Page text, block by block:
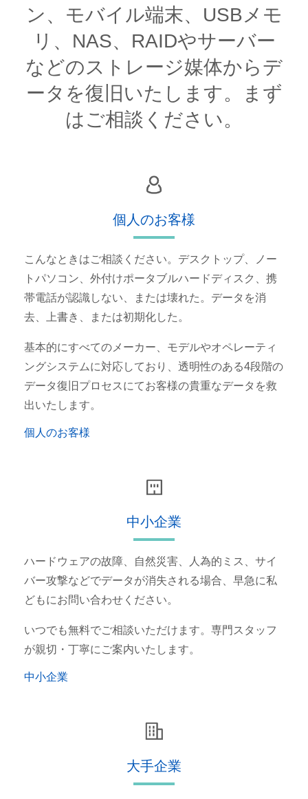
ン、モバイル端末、USBメモ
リ、NAS、RAIDやサーバー
などのストレージ媒体からデ
ータを復旧いたします。まず
はご相談ください。
個人のお客様
こんなときはご相談ください。デスクトップ、ノー
トパソコン、外付けポータブルハードディスク、携
帯電話が認識しない、または壊れた。データを消
去、上書き、または初期化した。
基本的にすべてのメーカー、モデルやオペレーティ
ングシステムに対応しており、透明性のある4段階の
データ復旧プロセスにてお客様の貴重なデータを救
出いたします。
個人のお客様
中小企業
ハードウェアの故障、自然災害、人為的ミス、サイ
バー攻撃などでデータが消失される場合、早急に私
どもにお問い合わせください。
いつでも無料でご相談いただけます。専門スタッフ
が親切・丁寧にご案内いたします。
中小企業
大手企業